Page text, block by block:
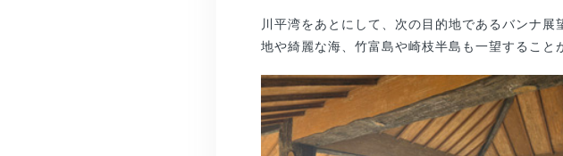
川平湾をあとにして、次の目的地であるバンナ
地や綺麗な海、竹富島や崎枝半島も一望すること